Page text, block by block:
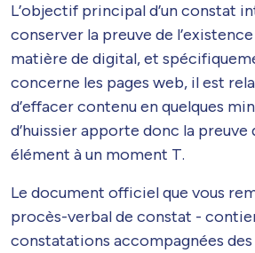
L’objectif principal d’un constat
conserver la preuve de l’existence
matière de digital, et
concerne les pages web, il est
d’effacer contenu en quelques
d’huissier apporte donc la preuve
élément à un moment T.
Le document officiel que vous
procès-verbal de constat -
constatations accompagnées